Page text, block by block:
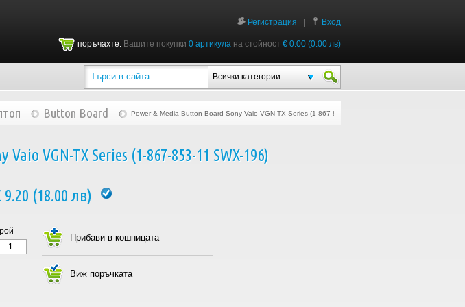
Регистрация Вход
поръчахте: Вашите покупки 0 артикула на стойност € 0.00 (0.00 лв)
Всички категории
Button Board Power & Media Button Board Sony Vaio VGN-TX Series (1-867-853-11 SWX-196)
VGN-TX Series (1-867-853-11 SWX-196)
9.20 (18.00 лв)